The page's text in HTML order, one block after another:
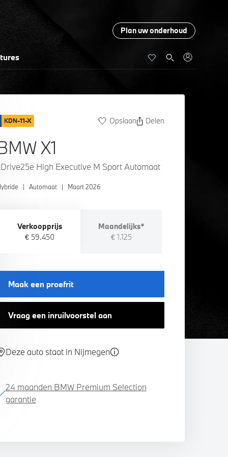
Plan uw onderhoud
KDN-11-X Opslaan Delen
X1
High Executive M Sport Automaat
| Automaat | Maart 2026
Verkoopprijs
€ 59.450
Maandelijks*
€ 1.125
Maak een proefrit
Vraag een inruilvoorstel aan
Deze auto staat in Nijmegen
24 maanden BMW Premium Selection
garantie